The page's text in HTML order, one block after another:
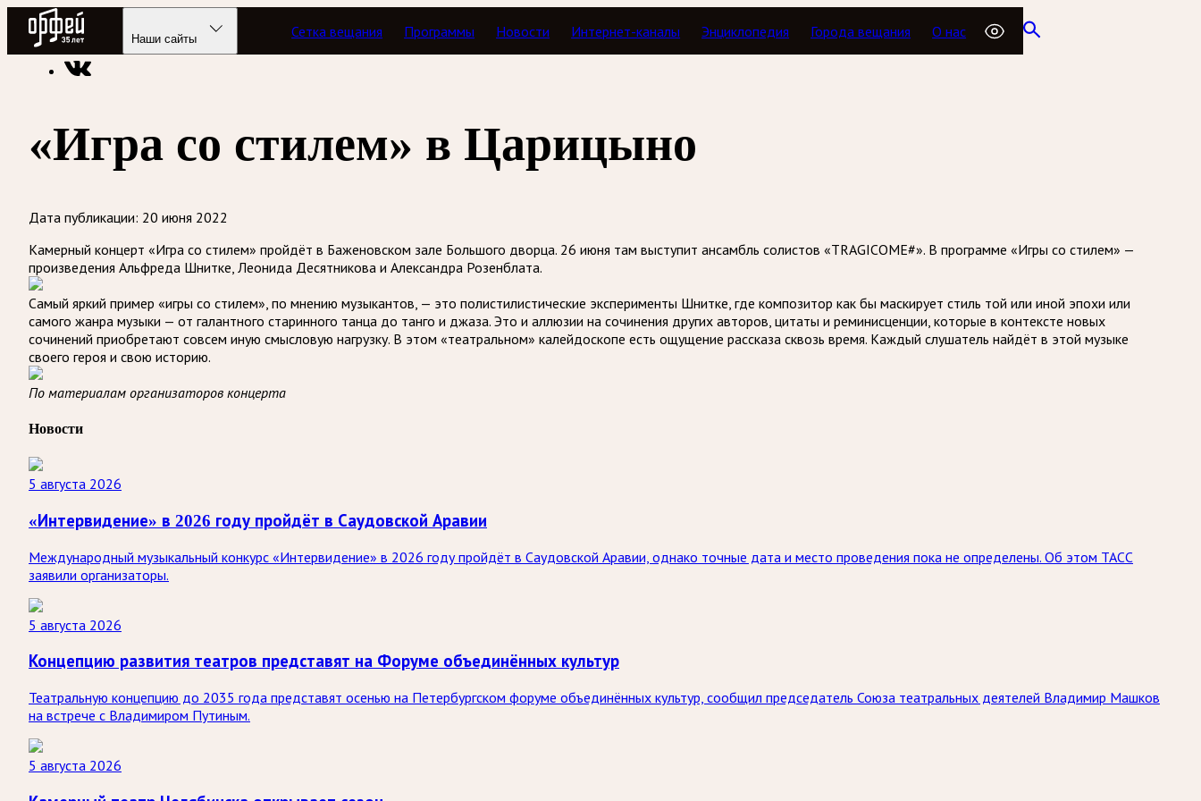
Радио Орфей
Наши сайты Сетка вещания Программы Новости Интернет-каналы Энциклопедия Города вещания О нас
Радио классической музыки «Орфей» Новости
«Игра со стилем» в Царицыно
Дата публикации: 20 июня 2022
Камерный концерт «Игра со стилем» пройдёт в Баженовском зале Большого дворца. 26 июня там выступит ансамбль солистов «TRAGICOME#». В программе «Игры со стилем» —
произведения Альфреда Шнитке, Леонида Десятникова и Александра Розенблата.
Самый яркий пример «игры со стилем», по мнению музыкантов, — это полистилистические эксперименты Шнитке, где композитор как бы маскирует стиль той или иной эпохи или
самого жанра музыки — от галантного старинного танца до танго и джаза. Это и аллюзии на сочинения других авторов, цитаты и реминисценции, которые в контексте новых
сочинений приобретают совсем иную смысловую нагрузку. В этом «театральном» калейдоскопе есть ощущение рассказа сквозь время. Каждый слушатель найдёт в этой музыке
своего героя и свою историю.
По материалам организаторов концерта
Новости
5 августа 2026
«Интервидение» в 2026 году пройдёт в Саудовской Аравии
Международный музыкальный конкурс «Интервидение» в 2026 году пройдёт в Саудовской Аравии, однако точные дата и место проведения пока не определены. Об этом ТАСС
заявили организаторы.
5 августа 2026
Концепцию развития театров представят на Форуме объединённых культур
Театральную концепцию до 2035 года представят осенью на Петербургском форуме объединённых культур, сообщил председатель Союза театральных деятелей Владимир Машков
на встрече с Владимиром Путиным.
5 августа 2026